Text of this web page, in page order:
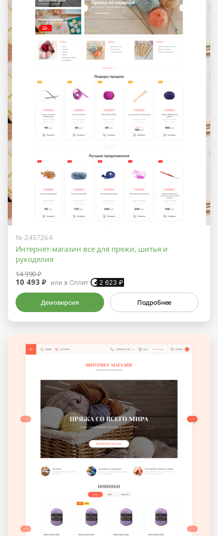
№ 2457264
Интернет-магазин все для пряжи, шитья и
рукоделия
14 990 ₽
10 493 ₽ или в Сплит 2 623₽
Демоверсия Подробнее